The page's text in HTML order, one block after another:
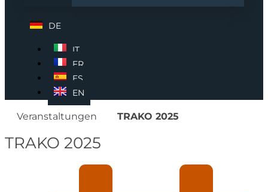
DE
IT
FR
ES
EN
Veranstaltungen TRAKO 2025
TRAKO 2025